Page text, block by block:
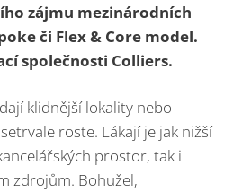
zájmu mezinárodních
či Flex & Core model.
společnosti Colliers.
klidnější lokality nebo
roste. Lákají je jak nižší
prostor, tak i
zdrojům. Bohužel,